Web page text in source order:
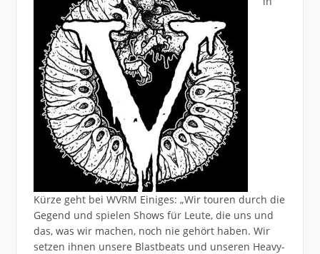
Kürze geht bei WVRM Einiges: „Wir touren durch die
Gegend und spielen Shows für Leute, die uns und
das, was wir machen, noch nie gehört haben. Wir
setzen ihnen unsere Blastbeats und unseren Heavy-